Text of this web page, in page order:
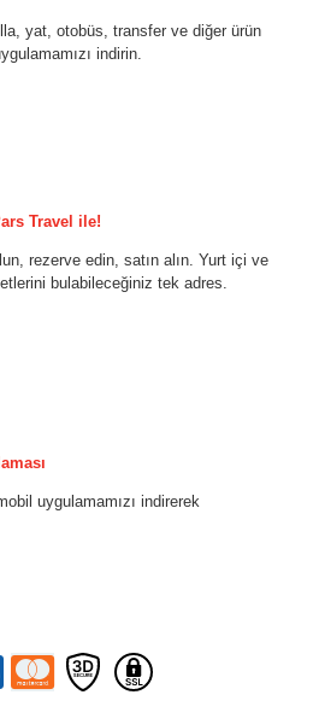
yat, otobüs, transfer ve diğer ürün
indirin.
Travel ile!
rezerve edin, satın alın. Yurt içi ve
bulabileceğiniz tek adres.
uygulamamızı indirerek